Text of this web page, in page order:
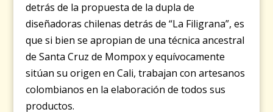
detrás de la propuesta de la dupla de
diseñadoras chilenas detrás de “La Filigrana”, es
que si bien se apropian de una técnica ancestral
de Santa Cruz de Mompox y equívocamente
sitúan su origen en Cali, trabajan con artesanos
colombianos en la elaboración de todos sus
productos.